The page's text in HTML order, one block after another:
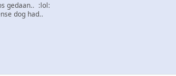
gedaan.. :lol:
dog had..